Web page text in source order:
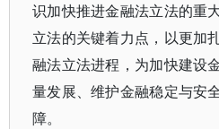
识加快推进金融法立法的重
立法的关键着力点，以更加
融法立法进程，为加快建设
量发展、维护金融稳定与安
障。